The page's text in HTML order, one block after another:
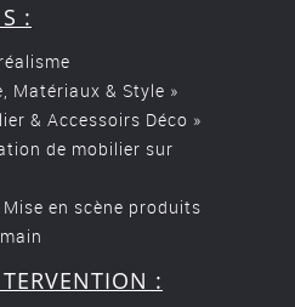
:
Matériaux & Style »
& Accessoirs Déco »
de mobilier sur
en scène produits
: